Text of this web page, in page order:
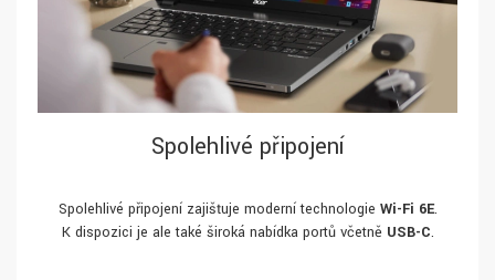
Spolehlivé připojení
Spolehlivé připojení zajišťuje moderní technologie Wi-Fi 6E.
K dispozici je ale také široká nabídka portů včetně USB-C.